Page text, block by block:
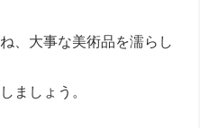
、大事な美術品を濡らし
ましょう。